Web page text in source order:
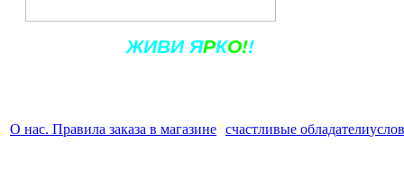
ЖИВИ ЯРКО!!
О нас. Правила заказа в магазине счастливые обладатели